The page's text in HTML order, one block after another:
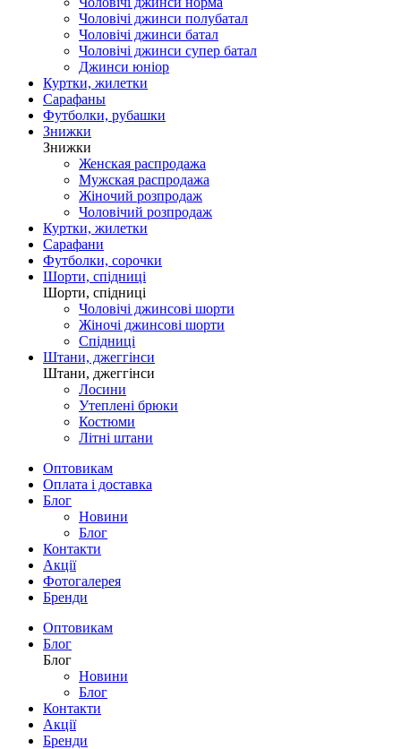
Чоловічі джинси полубатал
Чоловічі джинси батал
Чоловічі джинси супер батал
Джинси юніор
Куртки, жилетки
Сарафаны
Футболки, рубашки
Знижки
Знижки
Женская распродажа
Мужская распродажа
Жіночий розпродаж
Чоловічий розпродаж
Куртки, жилетки
Сарафани
Футболки, сорочки
Шорти, спідниці
Шорти, спідниці
Чоловічі джинсові шорти
Жіночі джинсові шорти
Спідниці
Штани, джеггінси
Штани, джеггінси
Лосини
Утеплені брюки
Костюми
Літні штани
Оптовикам
Оплата і доставка
Блог
Новини
Блог
Контакти
Акції
Фотогалерея
Бренди
Оптовикам
Блог
Блог
Новини
Блог
Контакти
Акції
Бренди